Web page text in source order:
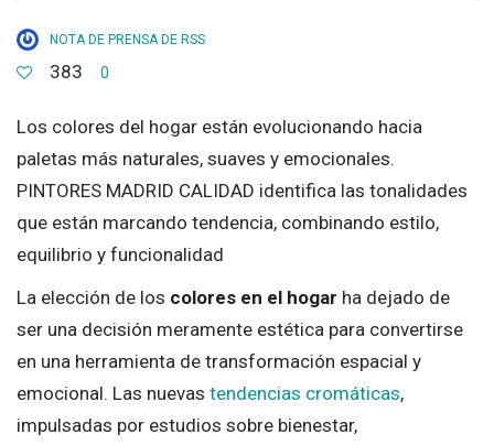
NOTA DE PRENSA DE RSS
383 0
Los colores del hogar están evolucionando hacia
paletas más naturales, suaves y emocionales.
PINTORES MADRID CALIDAD identifica las tonalidades
que están marcando tendencia, combinando estilo,
equilibrio y funcionalidad
La elección de los colores en el hogar ha dejado de
ser una decisión meramente estética para convertirse
en una herramienta de transformación espacial y
emocional. Las nuevas tendencias cromáticas,
impulsadas por estudios sobre bienestar,